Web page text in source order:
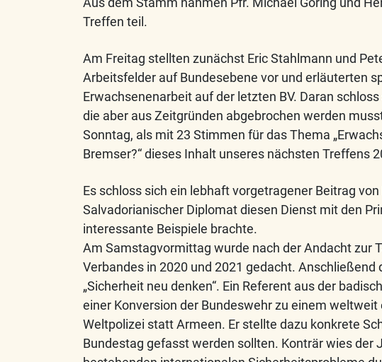
Treffen teil.
Am Freitag stellten zunächst Eric Stahlmann und
Arbeitsfelder auf Bundesebene vor und erläuterten
Erwachsenenarbeit auf der letzten BV. Daran
die aber aus Zeitgründen abgebrochen werden
Sonntag, als mit 23 Stimmen für das Thema
Bremser?“ dieses Inhalt unseres nächsten Treffens
Es schloss sich ein lebhaft vorgetragener Beitrag
Salvadorianischer Diplomat diesen Dienst mit den
interessante Beispiele brachte.
Am Samstagvormittag wurde nach der Andacht zur
Verbandes in 2020 und 2021 gedacht.
„Sicherheit neu denken“. Ein Referent aus der
einer Konversion der Bundeswehr zu einem
Weltpolizei statt Armeen. Er stellte dazu konkrete
Bundestag gefasst werden sollten. Konträr wies der